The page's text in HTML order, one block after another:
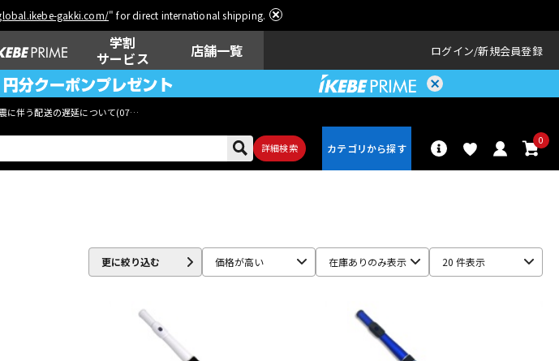
gakki.com/" for direct international shipping.
学割
サービス
店舗一覧 ログイン 新規会員登録
に伴う配送の遅延について(07月29日
詳細検索
0
その他楽器
更に絞り込む 価格が高い 在庫ありのみ表示 20 件表示